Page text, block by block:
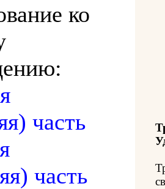
ко
часть
часть